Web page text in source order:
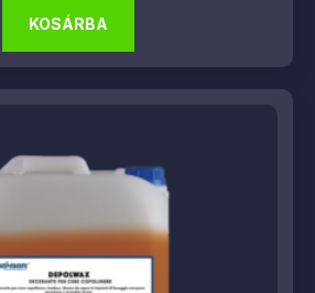
KOSÁRBA